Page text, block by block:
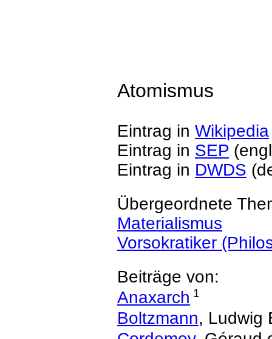
Atomismus
Eintrag in Wikipedia
Eintrag in SEP
Eintrag in DWDS
Übergeordnete
Materialismus
Vorsokratiker
Beiträge von:
Anaxarch 1
Boltzmann, Ludwig